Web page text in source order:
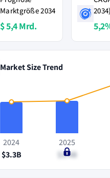
Marktgröße 2034
$ 5,4 Mrd.
2034)
Market Size Trend
2024
$3.3B
2025
$3.4B